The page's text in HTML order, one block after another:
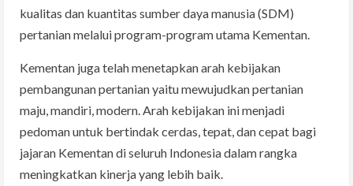
kualitas dan kuantitas sumber daya manusia (SDM)
pertanian melalui program-program utama Kementan.
Kementan juga telah menetapkan arah kebijakan
pembangunan pertanian yaitu mewujudkan pertanian
maju, mandiri, modern. Arah kebijakan ini menjadi
pedoman untuk bertindak cerdas, tepat, dan cepat bagi
jajaran Kementan di seluruh Indonesia dalam rangka
meningkatkan kinerja yang lebih baik.